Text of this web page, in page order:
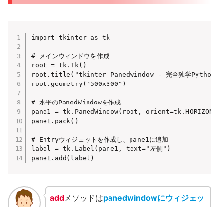
import tkinter as tk
# メインウィンドウを作成
root = tk.Tk()
root.title("tkinter Panedwindow - 完全独学
root.geometry("500x300")
# 水平のPanedWindowを作成
pane1 = tk.PanedWindow(root,
pane1.pack()
# Entryウィジェットを作成し、pane1に追加
label = tk.Label(pane1, text="左側")
pane1.add(label)
addメソッドはpanedwindowにウィジェッ